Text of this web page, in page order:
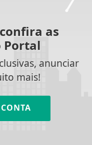
as
Portal
anunciar
mais!